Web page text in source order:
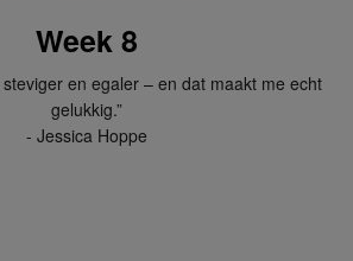
Week 8
en egaler – en dat maakt me echt
gelukkig.”
- Jessica Hoppe